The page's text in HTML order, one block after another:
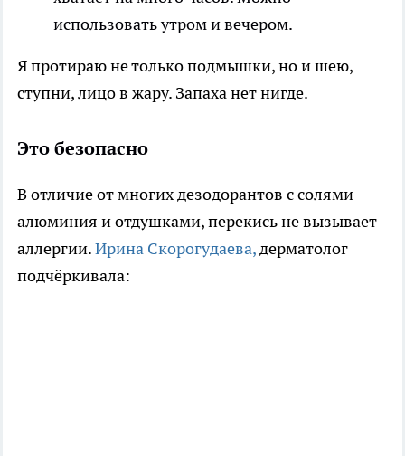
использовать утром и вечером.
Я протираю не только подмышки, но и шею,
ступни, лицо в жару. Запаха нет нигде.
Это безопасно
В отличие от многих дезодорантов с солями
алюминия и отдушками, перекись не вызывает
аллергии.Ирина Скорогудаева,дерматолог
подчёркивала: